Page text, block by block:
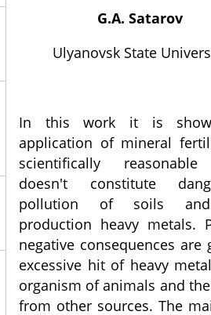
G.A. Satarov
Ulyanovsk State
In this work it is
application of mineral
scientifically
doesn't constitute
pollution of soils
production heavy metals.
negative consequences are
excessive hit of heavy
organism of animals and
from other sources. The